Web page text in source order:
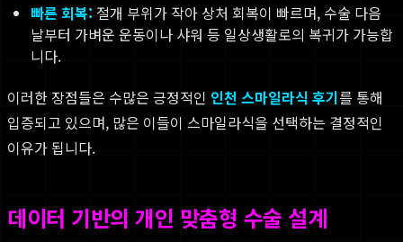
빠른 회복: 절개 부위가 작아 상처 회복이 빠르며, 수술 다음
날부터 가벼운 운동이나 샤워 등 일상생활로의 복귀가 가능합
니다.
이러한 장점들은 수많은 긍정적인 인천 스마일라식 후기를 통해
입증되고 있으며, 많은 이들이 스마일라식을 선택하는 결정적인
이유가 됩니다.
데이터 기반의 개인 맞춤형 수술 설계